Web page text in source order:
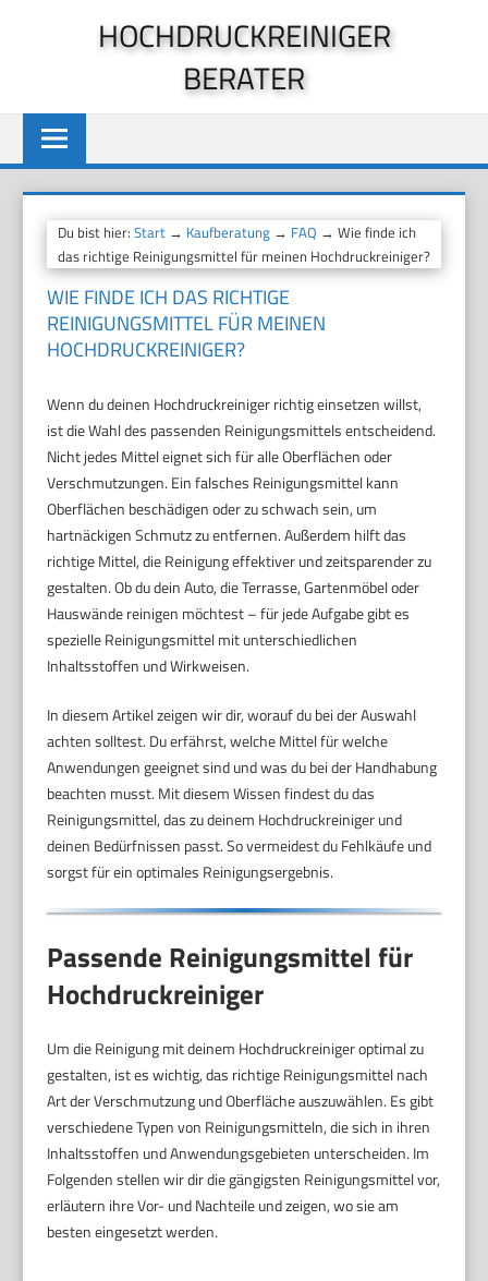
HOCHDRUCKREINIGER
BERATER
Du bist hier:Start → Kaufberatung → FAQ → Wie finde ich
das richtige Reinigungsmittel für meinen Hochdruckreiniger?
WIE FINDE ICH DAS RICHTIGE
REINIGUNGSMITTEL FÜR MEINEN
HOCHDRUCKREINIGER?
Wenn du deinen Hochdruckreiniger richtig einsetzen willst,
ist die Wahl des passenden Reinigungsmittels entscheidend.
Nicht jedes Mittel eignet sich für alle Oberflächen oder
Verschmutzungen. Ein falsches Reinigungsmittel kann
Oberflächen beschädigen oder zu schwach sein, um
hartnäckigen Schmutz zu entfernen. Außerdem hilft das
richtige Mittel, die Reinigung effektiver und zeitsparender zu
gestalten. Ob du dein Auto, die Terrasse, Gartenmöbel oder
Hauswände reinigen möchtest – für jede Aufgabe gibt es
spezielle Reinigungsmittel mit unterschiedlichen
Inhaltsstoffen und Wirkweisen.
In diesem Artikel zeigen wir dir, worauf du bei der Auswahl
achten solltest. Du erfährst, welche Mittel für welche
Anwendungen geeignet sind und was du bei der Handhabung
beachten musst. Mit diesem Wissen findest du das
Reinigungsmittel, das zu deinem Hochdruckreiniger und
deinen Bedürfnissen passt. So vermeidest du Fehlkäufe und
sorgst für ein optimales Reinigungsergebnis.
Passende Reinigungsmittel für
Hochdruckreiniger
Um die Reinigung mit deinem Hochdruckreiniger optimal zu
gestalten, ist es wichtig, das richtige Reinigungsmittel nach
Art der Verschmutzung und Oberfläche auszuwählen. Es gibt
verschiedene Typen von Reinigungsmitteln, die sich in ihren
Inhaltsstoffen und Anwendungsgebieten unterscheiden. Im
Folgenden stellen wir dir die gängigsten Reinigungsmittel vor,
erläutern ihre Vor- und Nachteile und zeigen, wo sie am
besten eingesetzt werden.